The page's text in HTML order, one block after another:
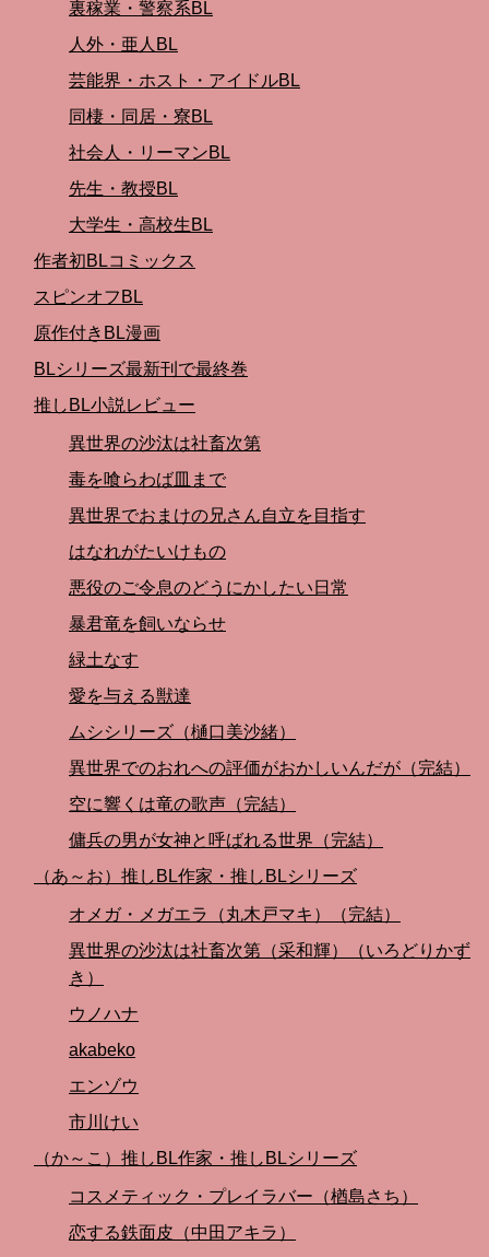
裏稼業・警察系BL
人外・亜人BL
芸能界・ホスト・アイドルBL
同棲・同居・寮BL
社会人・リーマンBL
先生・教授BL
大学生・高校生BL
作者初BLコミックス
スピンオフBL
原作付きBL漫画
BLシリーズ最新刊で最終巻
推しBL小説レビュー
異世界の沙汰は社畜次第
毒を喰らわば皿まで
異世界でおまけの兄さん自立を目指す
はなれがたいけもの
悪役のご令息のどうにかしたい日常
暴君竜を飼いならせ
緑土なす
愛を与える獣達
ムシシリーズ（樋口美沙緒）
異世界でのおれへの評価がおかしいんだが（完結）
空に響くは竜の歌声（完結）
傭兵の男が女神と呼ばれる世界（完結）
（あ～お）推しBL作家・推しBLシリーズ
オメガ・メガエラ（丸木戸マキ）（完結）
異世界の沙汰は社畜次第（采和輝）（いろどりかず
き）
ウノハナ
akabeko
エンゾウ
市川けい
（か～こ）推しBL作家・推しBLシリーズ
コスメティック・プレイラバー（楢島さち）
恋する鉄面皮（中田アキラ）